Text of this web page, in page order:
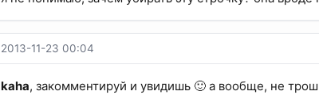
2013-11-23 00:04
kaha, закомментируй и увидишь 🙂 а вообще, не